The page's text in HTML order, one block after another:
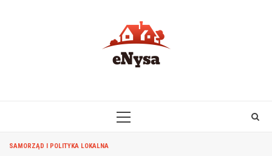
PRIMARY
SAMORZĄD I POLITYKA LOKALNA